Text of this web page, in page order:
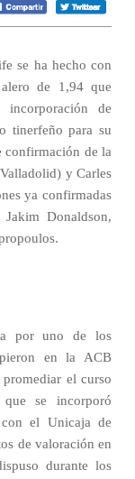
se ha hecho con
de 1,94 que
incorporación de
tinerfeño para su
confirmación de la
y Carles
ya confirmadas
Donaldson,
por uno de los
en la ACB
el curso
se incorporó
el Unicaja de
de valoración en
durante los